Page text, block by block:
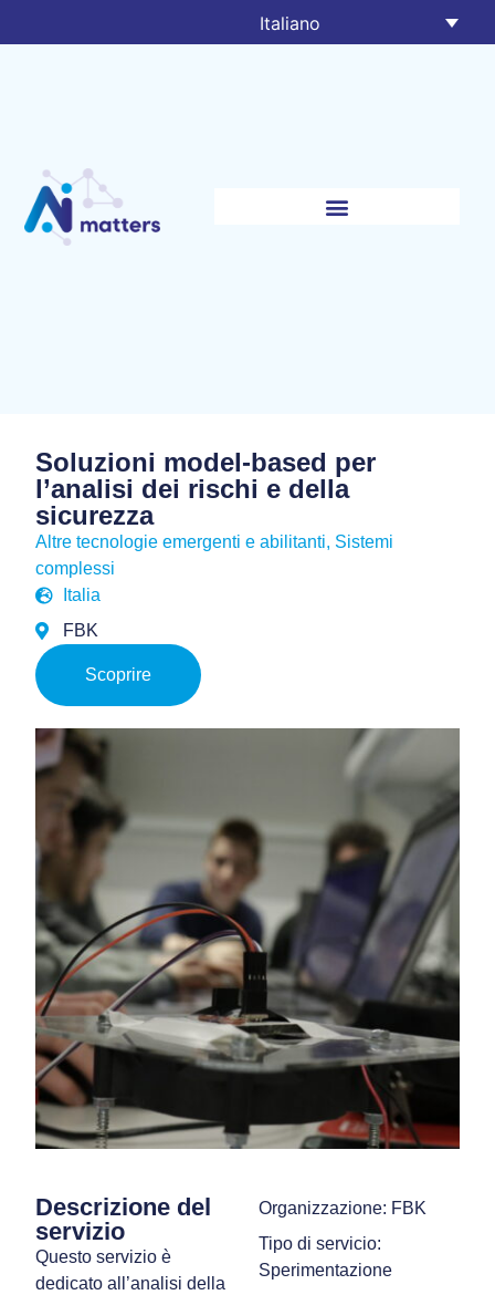
Italiano
Soluzioni model-based per
l’analisi dei rischi e della
sicurezza
Altre tecnologie emergenti e abilitanti, Sistemi
complessi
Italia
FBK
Scoprire
Descrizione del
servizio
Questo servizio è
dedicato all’analisi della
Organizzazione: FBK
Tipo di servicio:
Sperimentazione